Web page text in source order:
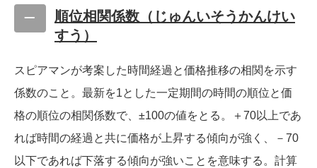
順位相関係数（じゅんいそうかんけい
すう）
スピアマンが考案した時間経過と価格推移の相関を示す
係数のこと。最新を1とした一定期間の時間の順位と価
格の順位の相関係数で、±100の値をとる。＋70以上であ
れば時間の経過と共に価格が上昇する傾向が強く、－70
以下であれば下落する傾向が強いことを意味する。計算